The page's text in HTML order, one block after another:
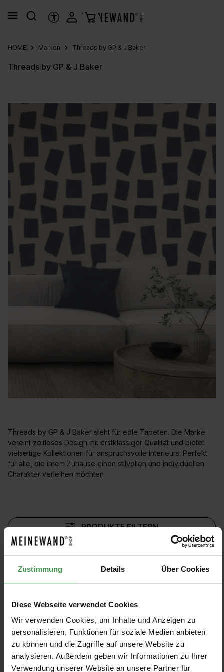
Zustimmung Details Über Cookies
Diese Webseite verwendet Cookies
Wir verwenden Cookies, um Inhalte und Anzeigen zu
personalisieren, Funktionen für soziale Medien anbieten
zu können und die Zugriffe auf unsere Website zu
analysieren. Außerdem geben wir Informationen zu Ihrer
Verwendung unserer Website an unsere Partner für
springen
HILFSTOOLS
HOME Marken Threads by GP & J Baker
Threads by GP & J Baker
Threads by GP & J Baker steht für edle Tapeten. Die Marke
vereint zeitloses Design mit erstklassiger Qualität und bietet
vielseitige Kollektionen für anspruchsvolle Interieurs. Perfekt
für alle, die ihrem Zuhause einen stilvollen und individuellen
Charakter verleihen möchten
PRODUKTE FILTERN
Muster anzeigen
+3
Tapete Cordoba
Threads by GP & J Baker
7 Farben
Ab 258,30 € +1
Tapete Stelvio
Threads by GP & J Baker
5 Farben
Ab 258,30 €